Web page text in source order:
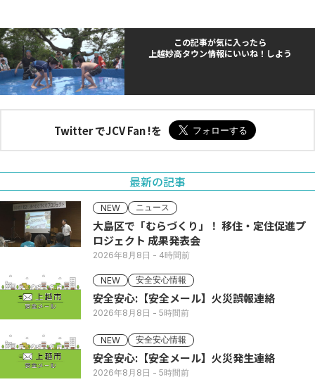
この記事が気に入ったら
上越妙高タウン情報にいいね！しよう
Twitter でJCV Fan !を
最新の記事
NEW ニュース
大島区で「むらづくり」！ 移住・定住促進プ
ロジェクト 成果発表会
2026年8月8日 - 4時間前
NEW 安全安心情報
安全安心:【安全メール】火災誤報連絡
2026年8月8日 - 5時間前
NEW 安全安心情報
安全安心:【安全メール】火災発生連絡
2026年8月8日 - 5時間前